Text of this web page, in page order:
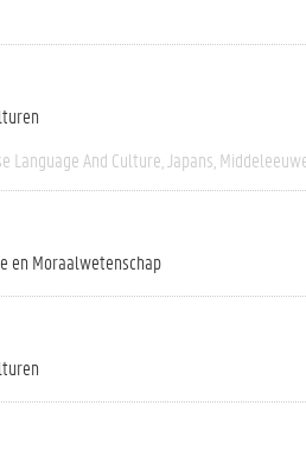
Language And Culture Japans
en Moraalwetenschap